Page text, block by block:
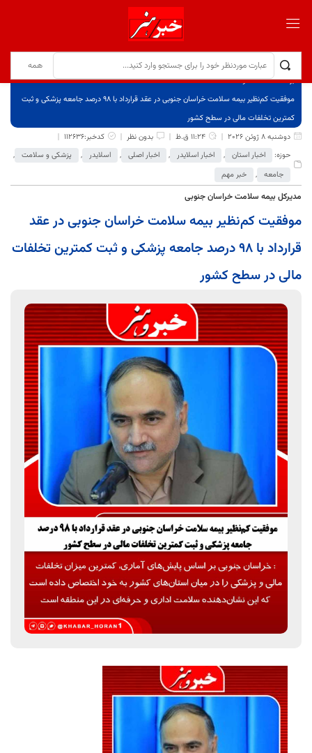
برگ نخست
نوشته‌ها
موفقیت کم‌نظیر بیمه سلامت خراسان جنوبی در عقد قرارداد با ۹۸ درصد جامعه پزشکی و ثبت
کمترین تخلفات مالی در سطح کشور
دوشنبه 8 ژوئن 2026
11:24 ق.ظ بدون نظر
کدخبر:112636
حوزه:
اخبار استان , اخبار اسلایدر , اخبار اصلی , اسلایدر , پزشکی و سلامت ,
جامعه , خبر مهم
مدیرکل بیمه سلامت خراسان جنوبی
موفقیت کم‌نظیر بیمه سلامت خراسان جنوبی در عقد
قرارداد با ۹۸ درصد جامعه پزشکی و ثبت کمترین تخلفات
مالی در سطح کشور